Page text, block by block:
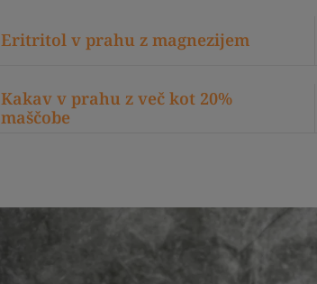
Eritritol v prahu z magnezijem
Kakav v prahu z več kot 20%
maščobe